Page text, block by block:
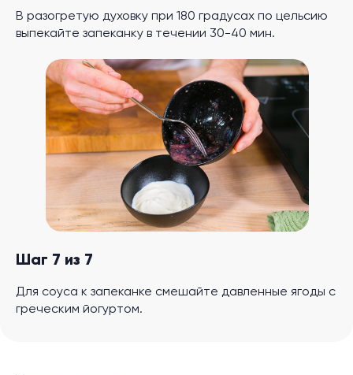
В разогретую духовку при 180 градусах по цельсию
выпекайте запеканку в течении 30-40 мин.
Шаг 7 из 7
Для соуса к запеканке смешайте давленные ягоды с
греческим йогуртом.